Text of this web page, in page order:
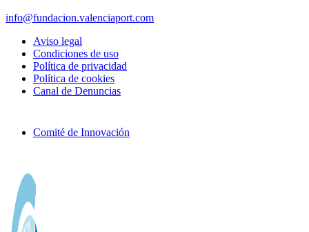
info@fundacion.valenciaport.com
Aviso legal
Condiciones de uso
Política de privacidad
Política de cookies
Canal de Denuncias
Comité de Innovación